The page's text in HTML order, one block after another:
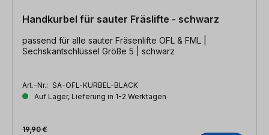
Handkurbel für sauter Fräslifte - schwarz
passend für alle sauter Fräsenlifte OFL & FML |
Sechskantschlüssel Größe 5 | schwarz
Art.-Nr.: SA-OFL-KURBEL-BLACK
Auf Lager, Lieferung in 1-2 Werktagen
19,90 €